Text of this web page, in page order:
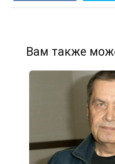
Вам также